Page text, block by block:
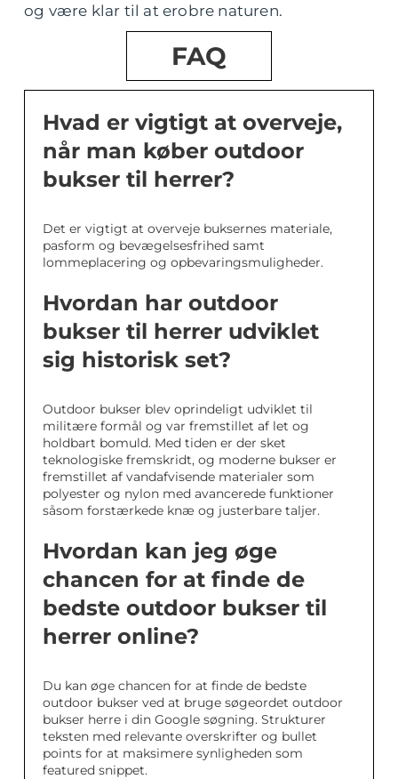
og være klar til at erobre naturen.
FAQ
Hvad er vigtigt at overveje,
når man køber outdoor
bukser til herrer?
Det er vigtigt at overveje buksernes materiale,
pasform og bevægelsesfrihed samt
lommeplacering og opbevaringsmuligheder.
Hvordan har outdoor
bukser til herrer udviklet
sig historisk set?
Outdoor bukser blev oprindeligt udviklet til
militære formål og var fremstillet af let og
holdbart bomuld. Med tiden er der sket
teknologiske fremskridt, og moderne bukser er
fremstillet af vandafvisende materialer som
polyester og nylon med avancerede funktioner
såsom forstærkede knæ og justerbare taljer.
Hvordan kan jeg øge
chancen for at finde de
bedste outdoor bukser til
herrer online?
Du kan øge chancen for at finde de bedste
outdoor bukser ved at bruge søgeordet outdoor
bukser herre i din Google søgning. Strukturer
teksten med relevante overskrifter og bullet
points for at maksimere synligheden som
featured snippet.